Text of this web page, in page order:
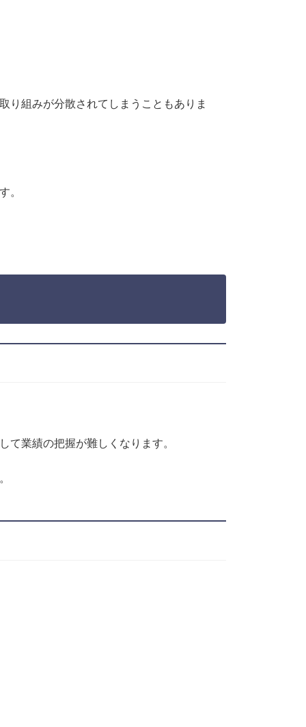
り組みが分散されてしまうこともありま
。
て業績の把握が難しくなります。